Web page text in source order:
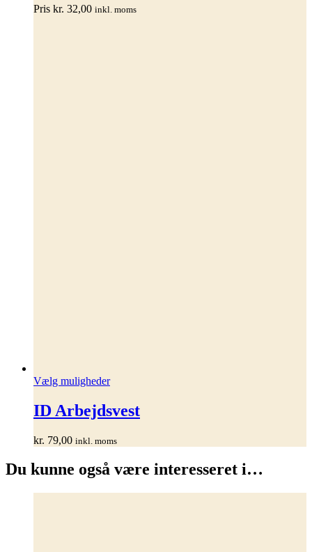
Mulighederne
Pris kr. 32,00 inkl. moms
Vælg mulighederDette
flere
Mulighederne
vælges
varesiden
ID Arbejdsvest
kr. 79,00 inkl. moms
Du kunne også være interesseret i…